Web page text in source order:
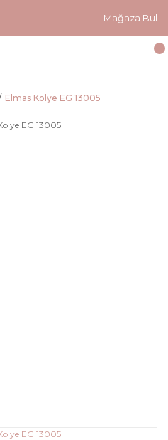
Mağaza Bul
Elmas Kolye EG 13005